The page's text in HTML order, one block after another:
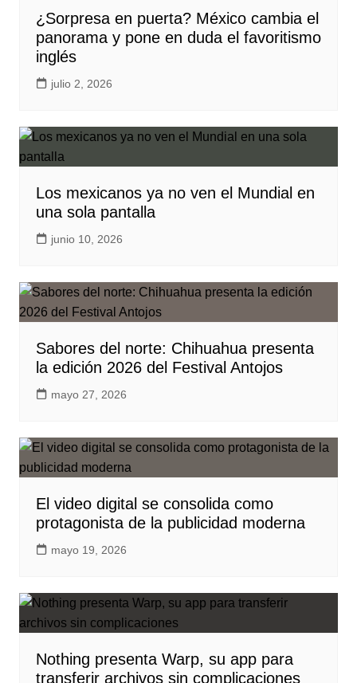
¿Sorpresa en puerta? México cambia el
panorama y pone en duda el favoritismo
inglés
julio 2, 2026
Los mexicanos ya no ven el Mundial en
una sola pantalla
junio 10, 2026
Sabores del norte: Chihuahua presenta
la edición 2026 del Festival Antojos
mayo 27, 2026
El video digital se consolida como
protagonista de la publicidad moderna
mayo 19, 2026
Nothing presenta Warp, su app para
transferir archivos sin complicaciones